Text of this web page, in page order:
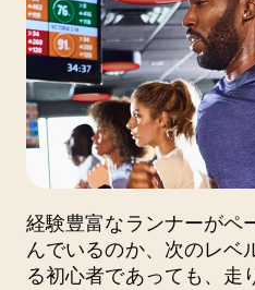
経験豊富なランナーがペ
んでいるのか、次のレベ
る初心者であっても、走